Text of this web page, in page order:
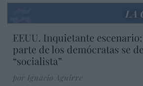
LA
EEUU. Inquietante
parte de los demócratas se
“socialista”